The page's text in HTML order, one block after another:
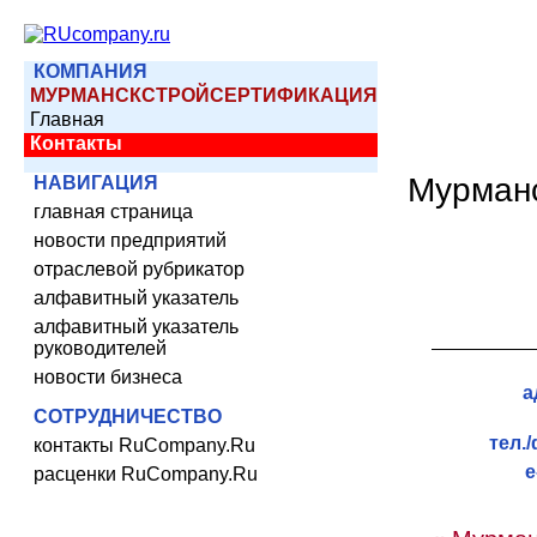
КОМПАНИЯ
МУРМАНСКСТРОЙСЕРТИФИКАЦИЯ
Главная
Контакты
НАВИГАЦИЯ
главная страница
новости предприятий
отраслевой рубрикатор
алфавитный указатель
алфавитный указатель
руководителей
новости бизнеса
СОТРУДНИЧЕСТВО
контакты RuCompany.Ru
расценки RuCompany.Ru